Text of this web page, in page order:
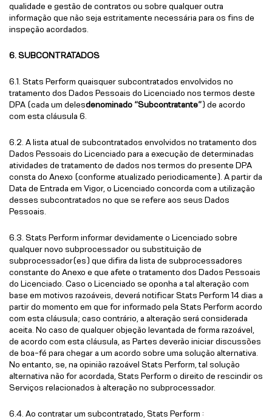
qualidade e gestão de contratos ou sobre qualquer outra
informação que não seja estritamente necessária para os fins de
inspeção acordados.
6. SUBCONTRATADOS
6.1. Stats Perform quaisquer subcontratados envolvidos no
tratamento dos Dados Pessoais do Licenciado nos termos deste
DPA (cada um delesdenominado “Subcontratante”) de acordo
com esta cláusula 6.
6.2. A lista atual de subcontratados envolvidos no tratamento dos
Dados Pessoais do Licenciado para a execução de determinadas
atividades de tratamento de dados nos termos do presente DPA
consta do Anexo (conforme atualizado periodicamente). A partir da
Data de Entrada em Vigor, o Licenciado concorda com a utilização
desses subcontratados no que se refere aos seus Dados
Pessoais.
6.3. Stats Perform informar devidamente o Licenciado sobre
qualquer novo subprocessador ou substituição de
subprocessador(es) que difira da lista de subprocessadores
constante do Anexo e que afete o tratamento dos Dados Pessoais
do Licenciado. Caso o Licenciado se oponha a tal alteração com
base em motivos razoáveis, deverá notificar Stats Perform 14 dias a
partir do momento em que for informado pela Stats Perform acordo
com esta cláusula; caso contrário, a alteração será considerada
aceita. No caso de qualquer objeção levantada de forma razoável,
de acordo com esta cláusula, as Partes deverão iniciar discussões
de boa-fé para chegar a um acordo sobre uma solução alternativa.
No entanto, se, na opinião razoável Stats Perform, tal solução
alternativa não for acordada, Stats Perform o direito de rescindir os
Serviços relacionados à alteração no subprocessador.
6.4. Ao contratar um subcontratado, Stats Perform :